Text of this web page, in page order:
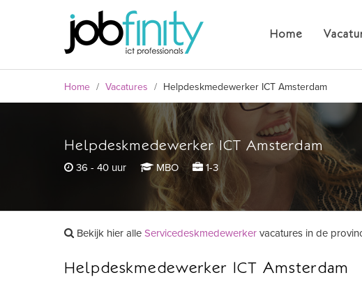
Home
Home / Vacatures / Helpdeskmedewerker ICT Amsterdam
formulier
Helpdeskmedewerker ICT Amsterdam
36 - 40 uur MBO 1-3
Bekijk hier alle Servicedeskmedewerker vacatures in de
Helpdeskmedewerker ICT Amsterdam
Helpdeskmedewerker ICT Amsterdam
36 - 40 uur MBO